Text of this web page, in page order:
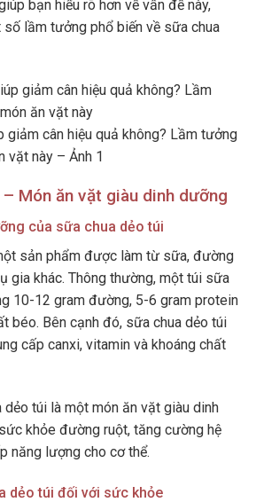
bạn hiểu rõ hơn về vấn đề này,
lầm tưởng phổ biến về sữa chua
giảm cân hiệu quả không? Lầm tưởng
vặt này – Ảnh 1
Món ăn vặt giàu dinh dưỡng
của sữa chua dẻo túi
sản phẩm được làm từ sữa, đường
gia khác. Thông thường, một túi sữa
10-12 gram đường, 5-6 gram protein
béo. Bên cạnh đó, sữa chua dẻo túi
cấp canxi, vitamin và khoáng chất
dẻo túi là một món ăn vặt giàu dinh
khỏe đường ruột, tăng cường hệ
năng lượng cho cơ thể.
dẻo túi đối với sức khỏe